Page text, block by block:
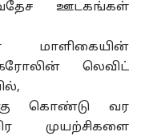
ஊடகங்கள்
மாளிகையின்
லெவிட்
கொண்டு வர
முயற்சிகளை